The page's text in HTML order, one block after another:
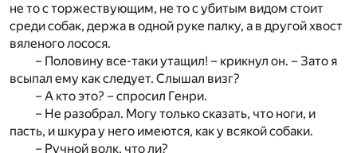
не то с торжествующим, не то с убитым видом стоит
среди собак, держа в одной руке палку, а в другой хвост
вяленого лосося.
– Половину все-таки утащил! – крикнул он. – Зато я
всыпал ему как следует. Слышал визг?
– А кто это? – спросил Генри.
– Не разобрал. Могу только сказать, что ноги, и
пасть, и шкура у него имеются, как у всякой собаки.
– Ручной волк, что ли?